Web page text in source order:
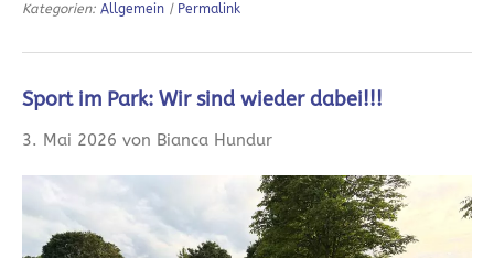
Kategorien: Allgemein | Permalink
Sport im Park: Wir sind wieder dabei!!!
3. Mai 2026 von Bianca Hundur